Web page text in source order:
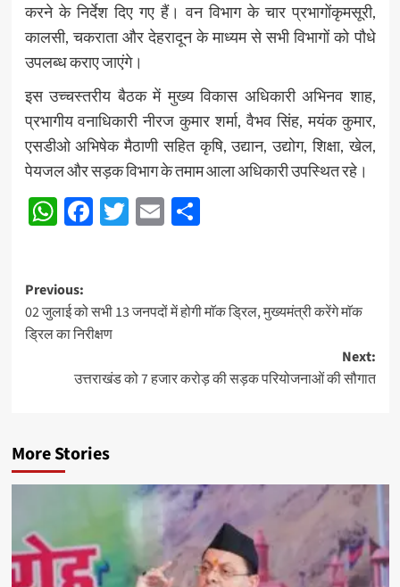
करने के निर्देश दिए गए हैं। वन विभाग के चार प्रभागोंकृमसूरी,
कालसी, चकराता और देहरादून के माध्यम से सभी विभागों को पौधे
उपलब्ध कराए जाएंगे।
इस उच्चस्तरीय बैठक में मुख्य विकास अधिकारी अभिनव शाह,
प्रभागीय वनाधिकारी नीरज कुमार शर्मा, वैभव सिंह, मयंक कुमार,
एसडीओ अभिषेक मैठाणी सहित कृषि, उद्यान, उद्योग, शिक्षा, खेल,
पेयजल और सड़क विभाग के तमाम आला अधिकारी उपस्थित रहे।
WhatsApp
Facebook
Twitter
EmailShare
Post
navigation
Previous:
02 जुलाई को सभी 13 जनपदों में होगी माॅक ड्रिल, मुख्यमंत्री करेंगे माॅक
ड्रिल का निरीक्षण
Next:
उत्तराखंड को 7 हजार करोड़ की सड़क परियोजनाओं की सौगात
More Stories